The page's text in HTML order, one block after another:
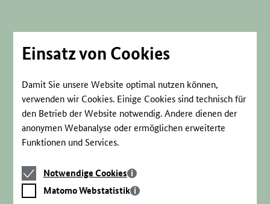
Einsatz von Cookies
Damit Sie unsere Website optimal nutzen können,
verwenden wir Cookies. Einige Cookies sind technisch für
den Betrieb der Website notwendig. Andere dienen der
anonymen Webanalyse oder ermöglichen erweiterte
Funktionen und Services.
Notwendige
Cookies
Notwendige Cookies
Matomo
Webstatistik
Matomo Webstatistik